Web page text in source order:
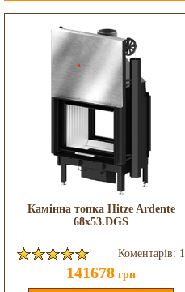
Камінна топка Hitze Ardente
68x53.DGS
Коментарів: 1
141678 грн